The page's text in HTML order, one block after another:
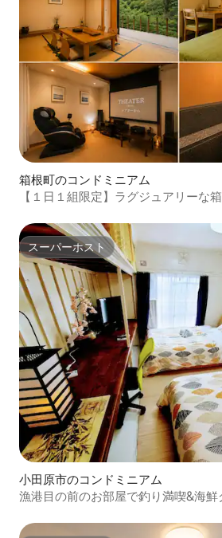
箱根町のコンドミニアム
【１日１組限定】ラグジュアリーな
スーパーホスト
スーパーホスト
小田原市のコンドミニアム
漁港目の前のお部屋で釣り満喫&海